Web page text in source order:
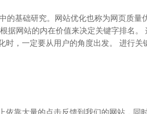
的基础研究。网站优化也称为网页质量
据网站的内在价值来决定关键字排名。
时，一定要从用户的角度出发。 进行
依靠大量的点击反馈到我们的网站，同